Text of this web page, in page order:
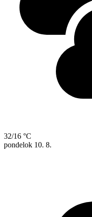
32/16 °C
pondelok 10. 8.